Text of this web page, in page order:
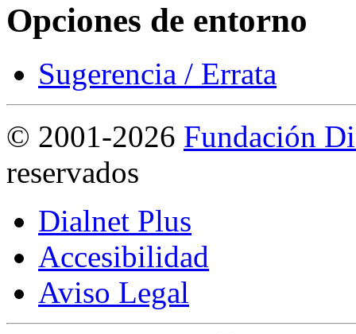
Opciones de entorno
Sugerencia / Errata
© 2001-2026 Fundación
reservados
Dialnet Plus
Accesibilidad
Aviso Legal